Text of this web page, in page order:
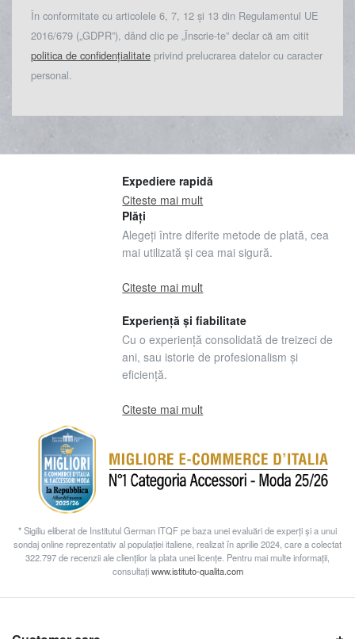
În conformitate cu articolele 6, 7, 12 și 13 din Regulamentul UE
2016/679 („GDPR”), dând clic pe „Înscrie-te” declar că am citit
politica de confidențialitate privind prelucrarea datelor cu caracter
personal.
Expediere rapidă
Citeste mai mult
Plăți
Alegeți între diferite metode de plată, cea
mai utilizată și cea mai sigură.
Citeste mai mult
Experiență și fiabilitate
Cu o experiență consolidată de treizeci de
ani, sau istorie de profesionalism și
eficiență.
Citeste mai mult
* Sigiliu eliberat de Institutul German ITQF pe baza unei evaluări de experți și a unui
sondaj online reprezentativ al populației italiene, realizat în aprilie 2024, care a colectat
322.797 de recenzii ale clienților la plata unei licențe. Pentru mai multe informații,
consultațiwww.istituto-qualita.com